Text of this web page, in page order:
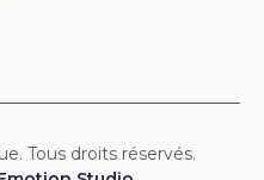
Tous droits réservés.